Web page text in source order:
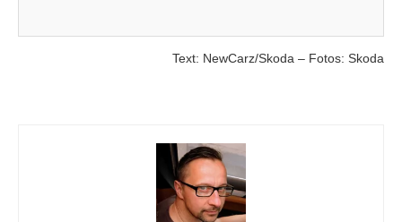
Text: NewCarz/Skoda – Fotos: Skoda